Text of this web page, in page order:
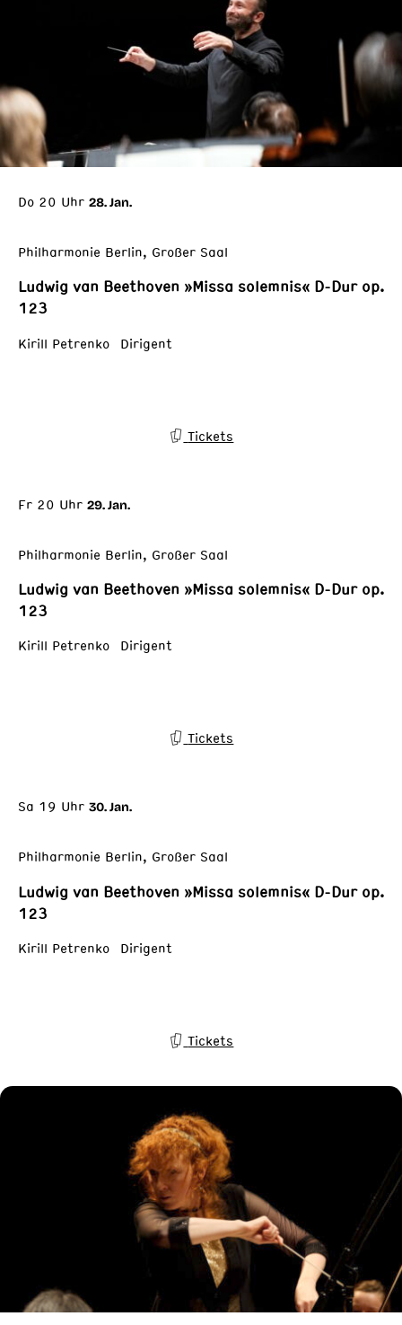
Do 20 Uhr 28. Jan.
Philharmonie Berlin, Großer Saal
Ludwig van Beethoven »Missa solemnis« D-Dur op.
123
Kirill Petrenko Dirigent
Tickets
Fr 20 Uhr 29. Jan.
Philharmonie Berlin, Großer Saal
Ludwig van Beethoven »Missa solemnis« D-Dur op.
123
Kirill Petrenko Dirigent
Tickets
Sa 19 Uhr 30. Jan.
Philharmonie Berlin, Großer Saal
Ludwig van Beethoven »Missa solemnis« D-Dur op.
123
Kirill Petrenko Dirigent
Tickets